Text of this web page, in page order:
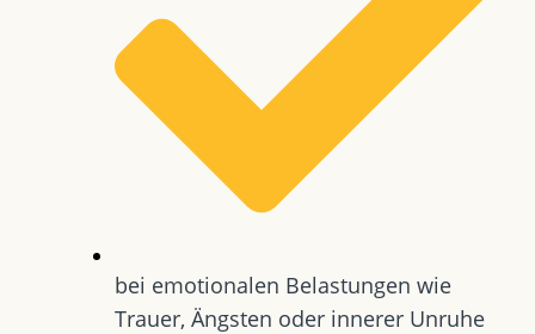
bei emotionalen Belastungen wie
Trauer, Ängsten oder innerer Unruhe